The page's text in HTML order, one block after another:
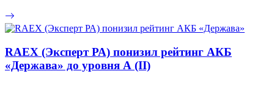
RAEX (Эксперт РА) понизил рейтинг АКБ
«Держава» до уровня А (II)